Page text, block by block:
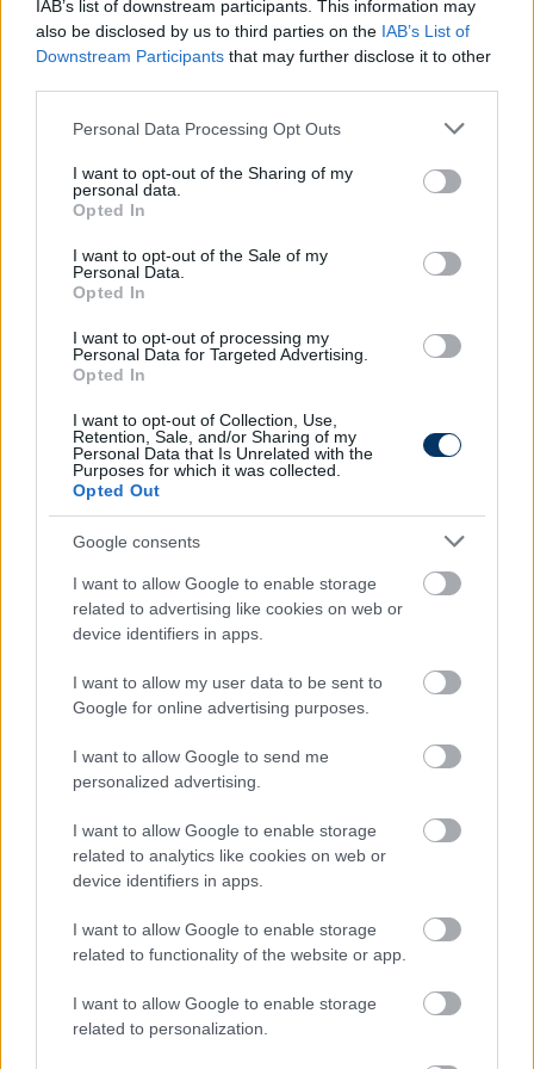
IAB’s list of downstream participants. This information may
also be disclosed by us to third parties on the IAB’s List of
Downstream Participants that may further disclose it to other
Please note that this website/app uses one or more Google
not limited to your visit or usage behaviour. You may click to
grant or deny consent to Google and its third-party tags to
use your data for below specified purposes in below Google
consent section.
Personal Data Processing Opt Outs
I want to opt-out of the Sharing of my
personal data.
Opted In
I want to opt-out of the Sale of my
Personal Data.
Opted In
I want to opt-out of processing my
Personal Data for Targeted Advertising.
Opted In
I want to opt-out of Collection, Use,
Retention, Sale, and/or Sharing of my
Personal Data that Is Unrelated with the
Purposes for which it was collected.
Opted Out
Google consents
I want to allow Google to enable storage
related to advertising like cookies on web or
device identifiers in apps.
I want to allow my user data to be sent to
Google for online advertising purposes.
I want to allow Google to send me
personalized advertising.
I want to allow Google to enable storage
related to analytics like cookies on web or
device identifiers in apps.
I want to allow Google to enable storage
related to functionality of the website or app.
I want to allow Google to enable storage
related to personalization.
frissíteni csapatán - Banó-Szabó és Májer érkezett
Nagy Dominik és Zsótér Donát helyére. A
kispestieknek természetesen sürgőssé vált a
gólszerzés, és Batik fejesével akadt is kisebb
lehetőség Vignjevic fiai előtt, azonban a pontot érő
találat nem jött össze, így a szerb szakember bő
másfél év után vereséggel tért vissza a magyar
meccselő Puskás Akadémiát és beérte
pontszámban az éllovas Fradit.
NB I, 19. forduló
Kisvárda-Honvéd 3-2
Melnyik 69., ill. Batik 3., Zsótér 29.)
A meccs minden fontos pillanata itt!
Kisvárda:
- Melnyik, Ötvös, Asani (Navratil 82.), Makoswki
(Camaj 64.), Bumba (Zlicsics 82.) - Mesanovic
(Gosztonyi 88.)
Honvéd:Szappanos - Petkovic (Baráth 89.), Batik,
Klemenz, Tamás - Hidi (Machach 61.), Petrusenko
(Nagy G. 89.), Zsótér (Májer 80.) - Nagy D. (Banó-
Olvastad már?